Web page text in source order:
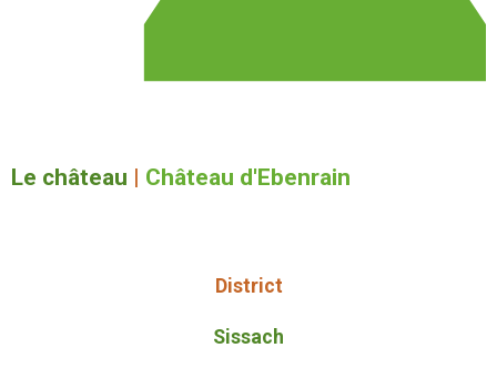
Le château | Château d'Ebenrain
District
Sissach